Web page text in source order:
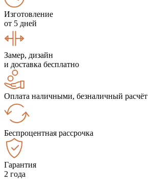
Изготовление
от 5 дней
Замер, дизайн
и доставка бесплатно
Оплата наличными, безналичный расчёт
Беспроцентная рассрочка
Гарантия
2 года